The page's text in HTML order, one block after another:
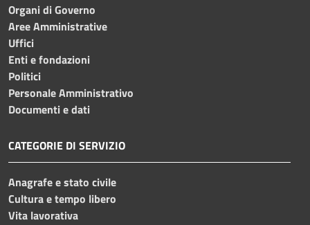
Organi di Governo
Aree Amministrative
Uffici
Enti e fondazioni
Politici
Personale Amministrativo
Documenti e dati
CATEGORIE DI SERVIZIO
Anagrafe e stato civile
Cultura e tempo libero
Vita lavorativa